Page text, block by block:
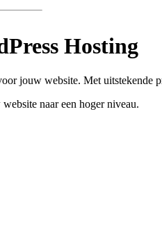
Hosting
jouw website. Met
naar een hoger niveau.